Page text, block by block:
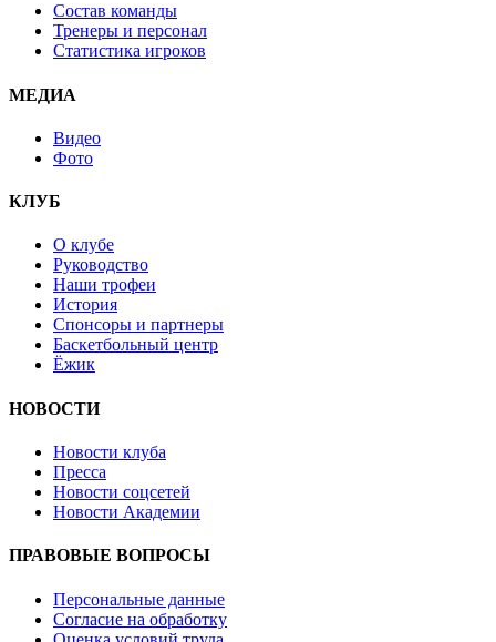
Состав команды
Тренеры и персонал
Статистика игроков
МЕДИА
Видео
Фото
КЛУБ
О клубе
Руководство
Наши трофеи
История
Спонсоры и партнеры
Баскетбольный центр
Ёжик
НОВОСТИ
Новости клуба
Пресса
Новости соцсетей
Новости Академии
ПРАВОВЫЕ ВОПРОСЫ
Персональные данные
Согласие на обработку